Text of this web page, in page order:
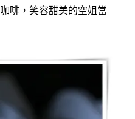
啡，笑容甜美的空姐當